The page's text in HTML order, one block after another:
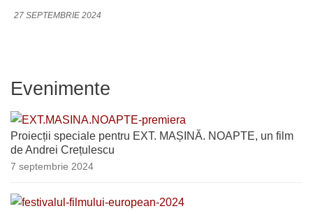
27 SEPTEMBRIE 2024
Evenimente
Proiecții speciale pentru EXT. MAȘINĂ. NOAPTE, un film
de Andrei Crețulescu
7 septembrie 2024